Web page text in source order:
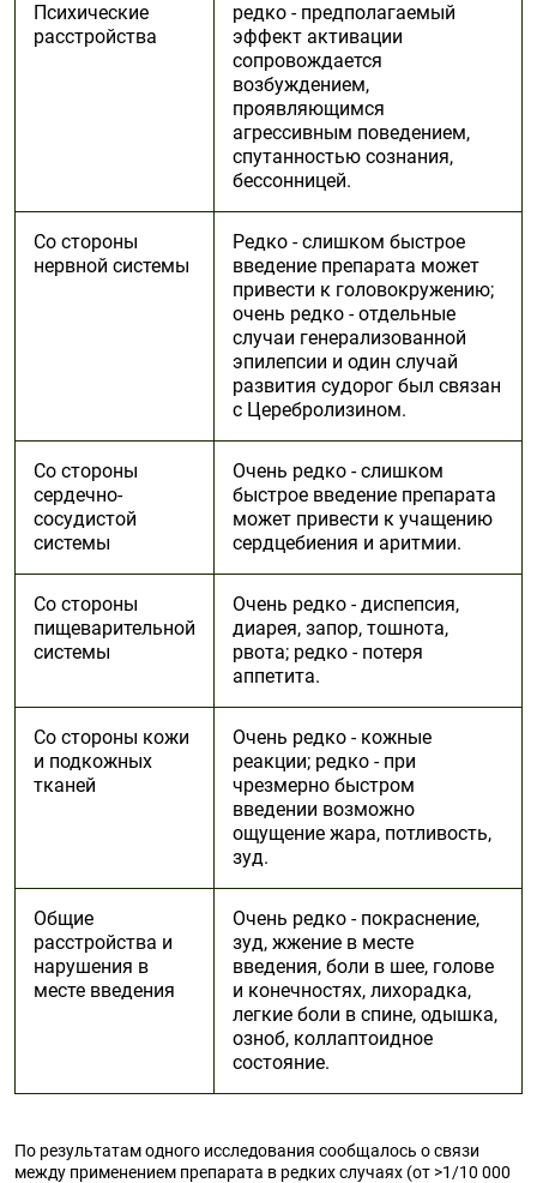
Психические
расстройства
редко - предполагаемый
эффект активации
сопровождается
возбуждением,
проявляющимся
агрессивным поведением,
спутанностью сознания,
бессонницей.
Со стороны
нервной системы
Редко - слишком быстрое
введение препарата может
привести к головокружению;
очень редко - отдельные
случаи генерализованной
эпилепсии и один случай
развития судорог был связан
с Церебролизином.
Со стороны
сердечно-
сосудистой
системы
Очень редко - слишком
быстрое введение препарата
может привести к учащению
сердцебиения и аритмии.
Со стороны
пищеварительной
системы
Очень редко - диспепсия,
диарея, запор, тошнота,
рвота; редко - потеря
аппетита.
Со стороны кожи
и подкожных
тканей
Очень редко - кожные
реакции; редко - при
чрезмерно быстром
введении возможно
ощущение жара, потливость,
зуд.
Общие
расстройства и
нарушения в
месте введения
Очень редко - покраснение,
зуд, жжение в месте
введения, боли в шее, голове
и конечностях, лихорадка,
легкие боли в спине, одышка,
озноб, коллаптоидное
состояние.
По результатам одного исследования сообщалось о связи
между применением препарата в редких случаях (от >1/10 000